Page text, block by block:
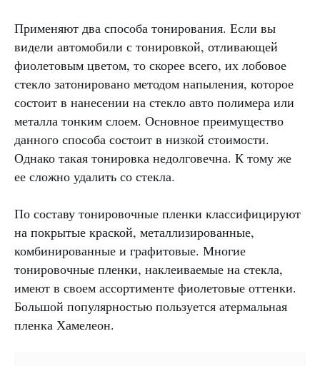
Применяют два способа тонирования. Если вы
видели автомобили с тонировкой, отливающей
фиолетовым цветом, то скорее всего, их лобовое
стекло затонировано методом напыления, которое
состоит в нанесении на стекло авто полимера или
металла тонким слоем. Основное преимущество
данного способа состоит в низкой стоимости.
Однако такая тонировка недолговечна. К тому же
ее сложно удалить со стекла.
По составу тонировочные пленки классифицируют
на покрытые краской, металлизированные,
комбинированные и графитовые. Многие
тонировочные пленки, наклеиваемые на стекла,
имеют в своем ассортименте фиолетовые оттенки.
Большой популярностью пользуется атермальная
пленка Хамелеон.